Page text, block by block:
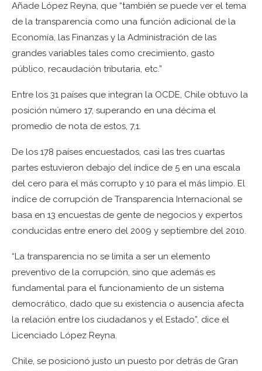
Añade López Reyna, que “también se puede ver el tema
de la transparencia como una función adicional de la
Economía, las Finanzas y la Administración de las
grandes variables tales como crecimiento, gasto
público, recaudación tributaria, etc.”
Entre los 31 países que integran la OCDE, Chile obtuvo la
posición número 17, superando en una décima el
promedio de nota de estos, 7,1.
De los 178 países encuestados, casi las tres cuartas
partes estuvieron debajo del índice de 5 en una escala
del cero para el más corrupto y 10 para el más limpio. El
índice de corrupción de Transparencia Internacional se
basa en 13 encuestas de gente de negocios y expertos
conducidas entre enero del 2009 y septiembre del 2010.
“La transparencia no se limita a ser un elemento
preventivo de la corrupción, sino que además es
fundamental para el funcionamiento de un sistema
democrático, dado que su existencia o ausencia afecta
la relación entre los ciudadanos y el Estado”, dice el
Licenciado López Reyna.
Chile, se posicionó justo un puesto por detrás de Gran